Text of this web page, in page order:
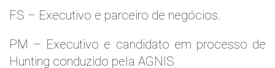
FS – Executivo e parceiro de negócios.
PM – Executivo e candidato em processo de
Hunting conduzido pela AGNIS